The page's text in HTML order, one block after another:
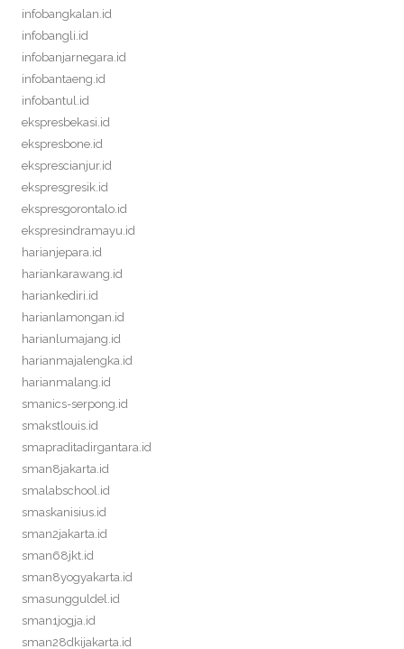
infobangkalan.id
infobangli.id
infobanjarnegara.id
infobantaeng.id
infobantul.id
ekspresbekasi.id
ekspresbone.id
eksprescianjur.id
ekspresgresik.id
ekspresgorontalo.id
ekspresindramayu.id
harianjepara.id
hariankarawang.id
hariankediri.id
harianlamongan.id
harianlumajang.id
harianmajalengka.id
harianmalang.id
smanics-serpong.id
smakstlouis.id
smapraditadirgantara.id
sman8jakarta.id
smalabschool.id
smaskanisius.id
sman2jakarta.id
sman68jkt.id
sman8yogyakarta.id
smasungguldel.id
sman1jogja.id
sman28dkijakarta.id